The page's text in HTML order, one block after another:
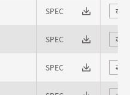
SPEC ⇄
SPEC ⇄
SPEC ⇄